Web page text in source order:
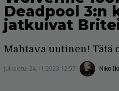
Deadpool 3:n
jatkuivat
Mahtava uutinen! Tätä
Julkaistu: 24.11.2023 12:57 Niko